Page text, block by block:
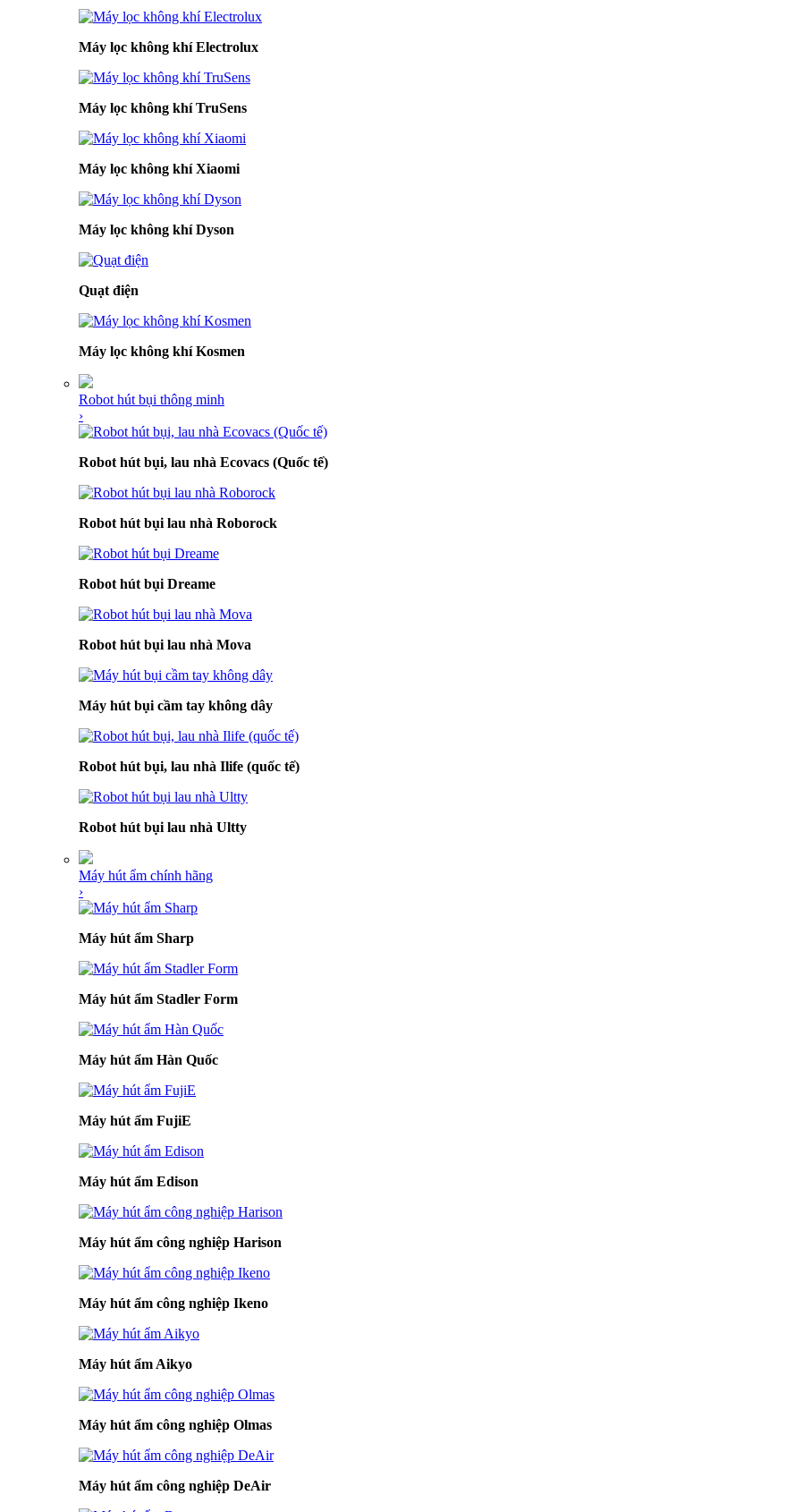
Máy lọc không khí Electrolux
Máy lọc không khí TruSens
Máy lọc không khí Xiaomi
Máy lọc không khí Dyson
Quạt điện
Máy lọc không khí Kosmen
Robot hút bụi thông minh
›
Robot hút bụi, lau nhà Ecovacs (Quốc tế)
Robot hút bụi lau nhà Roborock
Robot hút bụi Dreame
Robot hút bụi lau nhà Mova
Máy hút bụi cầm tay không dây
Robot hút bụi, lau nhà Ilife (quốc tế)
Robot hút bụi lau nhà Ultty
Máy hút ẩm chính hãng
›
Máy hút ẩm Sharp
Máy hút ẩm Stadler Form
Máy hút ẩm Hàn Quốc
Máy hút ẩm FujiE
Máy hút ẩm Edison
Máy hút ẩm công nghiệp Harison
Máy hút ẩm công nghiệp Ikeno
Máy hút ẩm Aikyo
Máy hút ẩm công nghiệp Olmas
Máy hút ẩm công nghiệp DeAir